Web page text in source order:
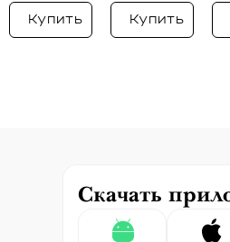
Купить Купить
Скачать